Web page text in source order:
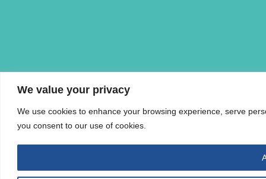
We value your privacy
We use cookies to enhance your browsing experience, serve
you consent to our use of cookies.